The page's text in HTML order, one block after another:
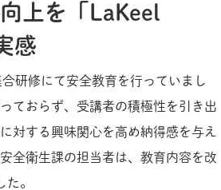
上を「LaKeel
感
研修にて安全教育を行っていまし
ておらず、受講者の積極性を引き出
対する興味関心を高め納得感を与え
全衛生課の担当者は、教育内容を改
。